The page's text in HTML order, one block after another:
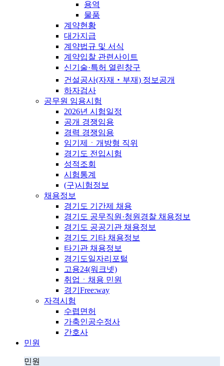
용역
물품
계약현황
대가지급
계약법규 및 서식
계약입찰 관련사이트
신기술·특허 열린창구
건설공사(자재‧부재) 정보공개
하자검사
공무원 임용시험
2026년 시험일정
공개 경쟁임용
경력 경쟁임용
임기제ㆍ개방형 직위
경기도 전입시험
성적조회
시험통계
(구)시험정보
채용정보
경기도 기간제 채용
경기도 공무직원·청원경찰 채용정보
경기도 공공기관 채용정보
경기도 기타 채용정보
타기관 채용정보
경기도일자리포털
고용24(워크넷)
취업ㆍ채용 민원
경기Free:way
자격시험
수렵면허
가축인공수정사
간호사
민원
민원